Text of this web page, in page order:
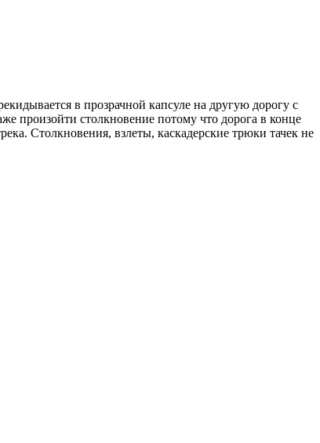
в прозрачной капсуле на другую дорогу с
произойти столкновение потому что дорога в конце
Столкновения, взлеты, каскадерские трюки тачек не